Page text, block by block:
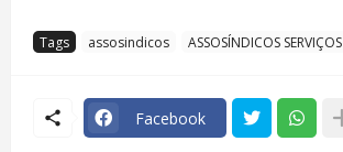
Tags assosindicos ASSOSÍNDICOS SERVIÇOS
Facebook